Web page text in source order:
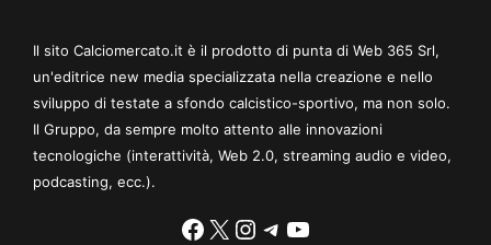
Il sito Calciomercato.it è il prodotto di punta di Web 365 Srl,
un'editrice new media specializzata nella creazione e nello
sviluppo di testate a sfondo calcistico-sportivo, ma non solo.
Il Gruppo, da sempre molto attento alle innovazioni
tecnologiche (interattività, Web 2.0, streaming audio e video,
podcasting, ecc.).
Facebook
X Instagram
Telegram
YouTube